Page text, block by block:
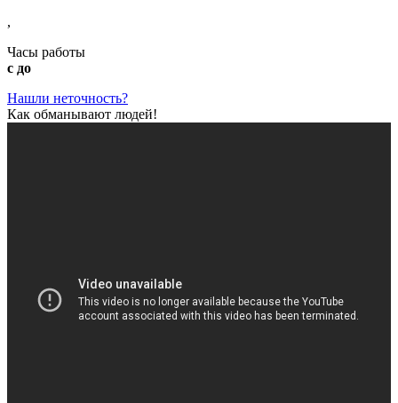
,
Часы работы
с до
Нашли неточность?
Как обманывают людей!